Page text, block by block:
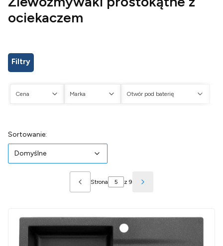
ociekaczem
Filtry
Cena Marka Otwór pod baterię
Lista produktów
Sortowanie:
Domyślne
Poprzednie produkty
Strona z 9 Następne produkty